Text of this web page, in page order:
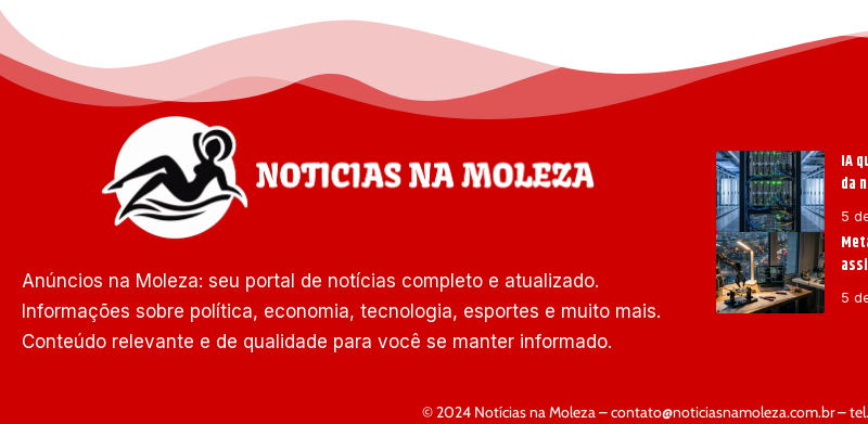
Anúncios na Moleza: seu portal de notícias completo e atualizado.
Informações sobre política, economia, tecnologia, esportes e muito mais.
Conteúdo relevante e de qualidade para você se manter informado.
IA
da
5
5
© 2024 Notícias na Moleza –contato@noticiasnamoleza.com.br–